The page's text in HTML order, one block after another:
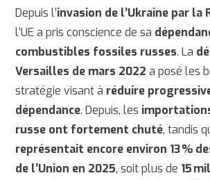
Depuis l’invasion de l’Ukraine par la
l’UE a pris conscience de sa
combustibles fossiles russes. La
Versailles de mars 2022 a posé les
stratégie visant à réduire
dépendance. Depuis, les
russe ont fortement chuté, tandis
représentait encore environ 13 %
de l’Union en 2025, soit plus de 15